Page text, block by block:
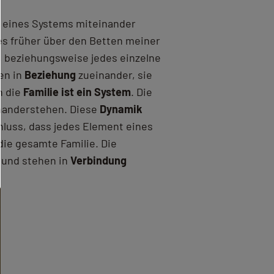
Systems miteinander
früher über den Betten meiner
jedes einzelne
in Beziehung zueinander, sie
die Familie ist ein System. Die
Diese Dynamik
dass jedes Element eines
gesamte Familie. Die
stehen in Verbindung